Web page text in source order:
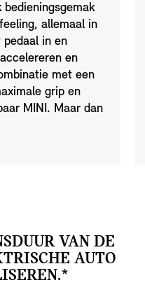
allemaal in
in en
en
met een
grip en
MINI. Maar dan
VAN DE
AUTO